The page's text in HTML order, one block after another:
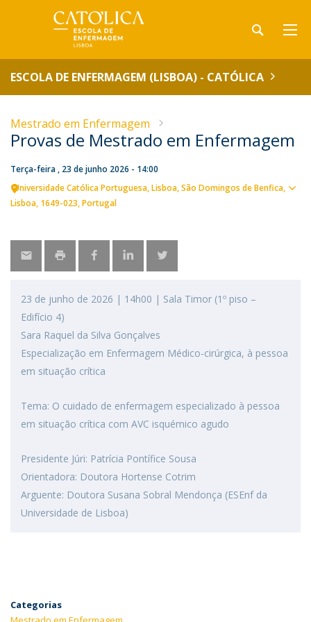
ESCOLA DE ENFERMAGEM (LISBOA) - CATÓLICA
Mestrado em Enfermagem
Provas de Mestrado em Enfermagem
Terça-feira , 23 de junho 2026 - 14:00
Universidade Católica Portuguesa Lisboa São Domingos de Benfica,
Lisboa 1649-023 Portugal
23 de junho de 2026 | 14h00 | Sala Timor (1º piso –
Edifício 4)
Sara Raquel da Silva Gonçalves
Especialização em Enfermagem Médico-cirúrgica, à pessoa
em situação crítica
Tema: O cuidado de enfermagem especializado à pessoa
em situação crítica com AVC isquémico agudo
Presidente Júri: Patrícia Pontífice Sousa
Orientadora: Doutora Hortense Cotrim
Arguente: Doutora Susana Sobral Mendonça (ESEnf da
Universidade de Lisboa)
Categorias